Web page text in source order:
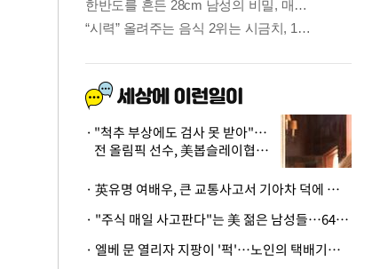
"척추 부상에도 검사 못 받아"…
전 올림픽 선수, 美봅슬레이협회
· 英유명 여배우, 큰 교통사고서 기아차 덕에 살았다
· "주식 매일 사고판다"는 美 젊은 남성들…64%가 "나는 인생의 패배자“
· 엘베 문 열리자 지팡이 '퍽'…노인의 택배기사 폭행 이유